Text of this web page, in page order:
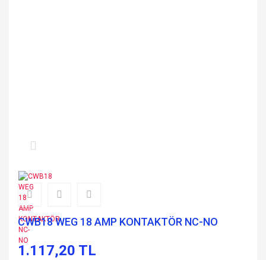
CWB18 WEG 18 AMP KONTAKTÖR NC-NO
1.117,20 TL